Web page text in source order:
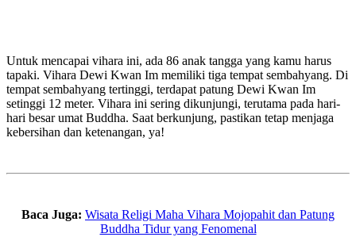
Untuk mencapai vihara ini, ada 86 anak tangga yang kamu harus
tapaki. Vihara Dewi Kwan Im memiliki tiga tempat sembahyang. Di
tempat sembahyang tertinggi, terdapat patung Dewi Kwan Im
setinggi 12 meter. Vihara ini sering dikunjungi, terutama pada hari-
hari besar umat Buddha. Saat berkunjung, pastikan tetap menjaga
kebersihan dan ketenangan, ya!
Baca Juga: Wisata Religi Maha Vihara Mojopahit dan Patung
Buddha Tidur yang Fenomenal